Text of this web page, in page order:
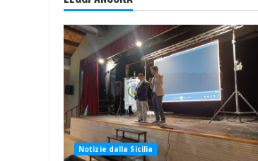
Notizie dalla Sicilia